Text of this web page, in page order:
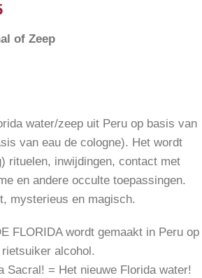
of Zeep
water/zeep uit Peru op basis van
van eau de cologne). Het wordt
rituelen, inwijdingen, contact met
en andere occulte toepassingen.
mysterieus en magisch.
FLORIDA wordt gemaakt in Peru op
alcohol.
Sacral! = Het nieuwe Florida water!